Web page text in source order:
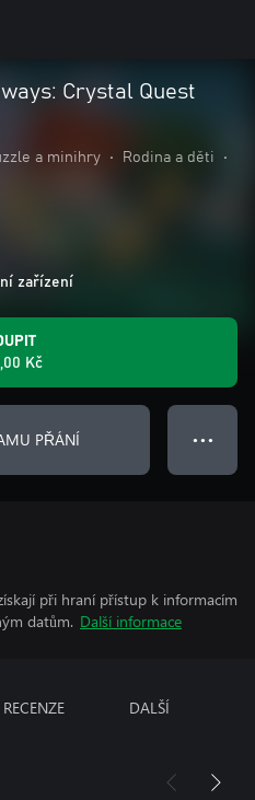
Crystal Quest
a minihry • Rodina a děti
•
zařízení
Kč
PŘÁNÍ ● ● ●
při hraní přístup k informacím
datům. Další informace
RECENZE DALŠÍ